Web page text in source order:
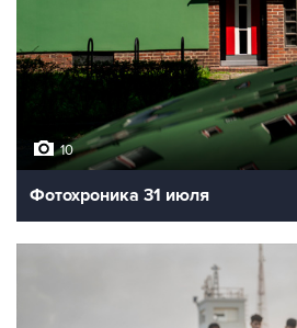
10
Фотохроника 31 июля